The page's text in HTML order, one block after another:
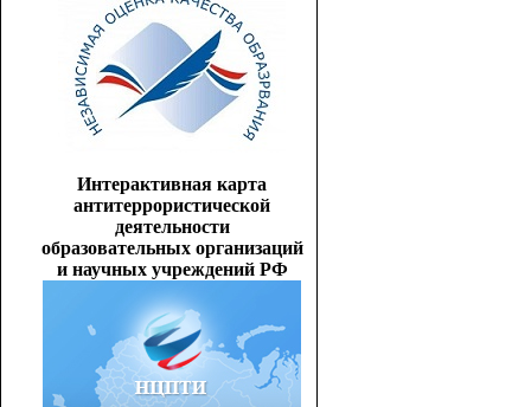
Интерактивная карта
антитеррористической
деятельности
образовательных организаций
и научных учреждений РФ